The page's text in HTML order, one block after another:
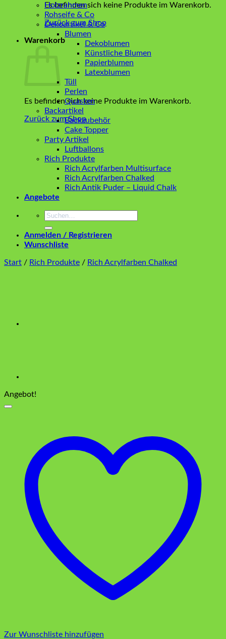
Es befinden sich keine Produkte im Warenkorb.
Zurück zum Shop
Warenkorb
Es befinden sich keine Produkte im Warenkorb.
Zurück zum Shop
Holzrahmen
Rohseife & Co
Dekoartikel & Co
Blumen
Dekoblumen
Künstliche Blumen
Papierblumen
Latexblumen
Tüll
Perlen
Quasten
Backartikel
Backzubehör
Cake Topper
Party Artikel
Luftballons
Rich Produkte
Rich Acrylfarben Multisurface
Rich Acrylfarben Chalked
Rich Antik Puder – Liquid Chalk
Angebote
Suchen
Anmelden / Registrieren
Wunschliste
Start / Rich Produkte / Rich Acrylfarben Chalked
Angebot!
Zur Wunschliste hinzufügen